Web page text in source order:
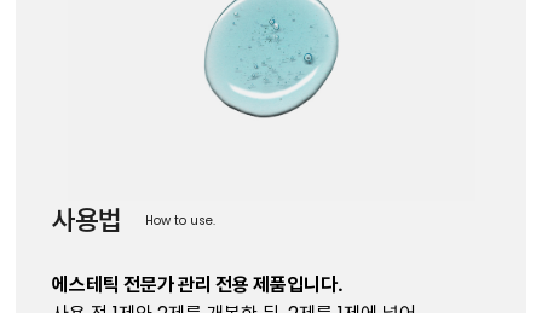
사용법 How to use.
에스테틱 전문가 관리 전용 제품입니다.